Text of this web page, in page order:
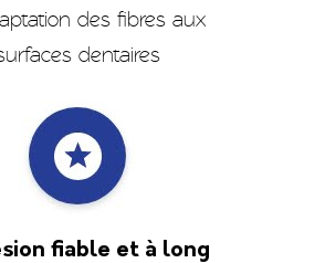
des fibres aux
dentaires
fiable et à long